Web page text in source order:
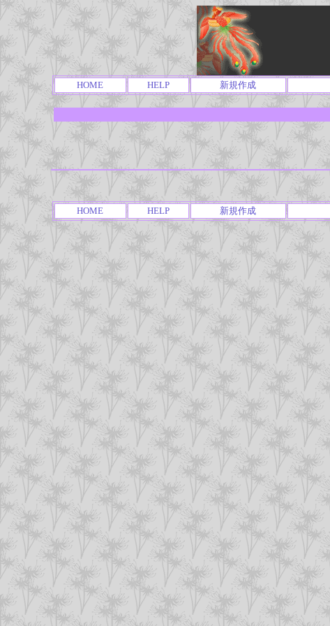
HOME HELP 新規作成
HOME HELP 新規作成